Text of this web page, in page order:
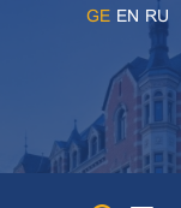
GE EN RU